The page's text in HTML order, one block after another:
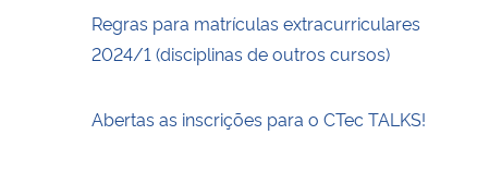
Regras para matrículas extracurriculares
2024/1 (disciplinas de outros cursos)
Abertas as inscrições para o CTec TALKS!